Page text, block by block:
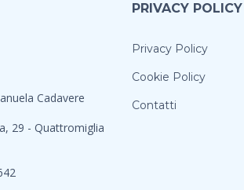
Cadavere
29 - Quattromiglia
PRIVACY POLICY
Privacy Policy
Cookie Policy
Contatti